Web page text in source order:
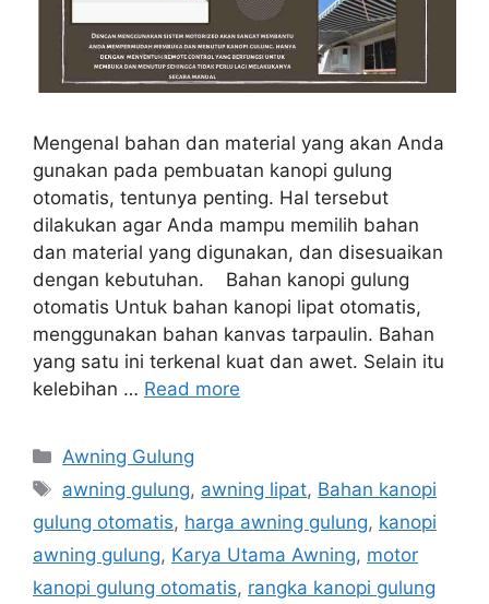
Mengenal bahan dan material yang akan Anda
gunakan pada pembuatan kanopi gulung
otomatis, tentunya penting. Hal tersebut
dilakukan agar Anda mampu memilih bahan
dan material yang digunakan, dan disesuaikan
dengan kebutuhan. Bahan kanopi gulung
otomatis Untuk bahan kanopi lipat otomatis,
menggunakan bahan kanvas tarpaulin. Bahan
yang satu ini terkenal kuat dan awet. Selain itu
kelebihan … Read more
Categories
Awning Gulung
Tags
awning gulung, awning lipat, Bahan kanopi
gulung otomatis, harga awning gulung, kanopi
awning gulung, Karya Utama Awning, motor
kanopi gulung otomatis, rangka kanopi gulung